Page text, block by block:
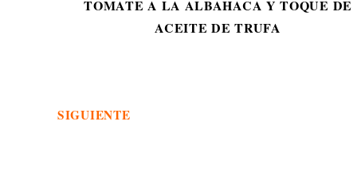
TOMATE A LA ALBAHACA Y TOQUE DE
ACEITE DE TRUFA
SIGUIENTE